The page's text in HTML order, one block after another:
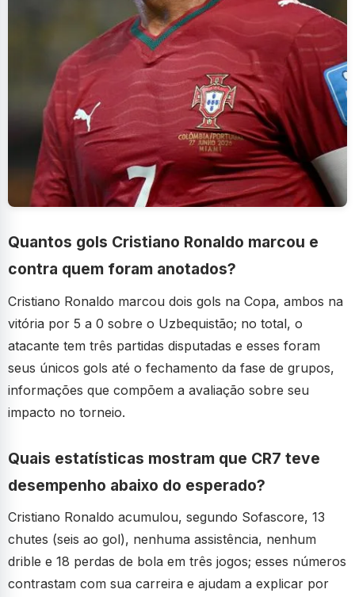
Quantos gols Cristiano Ronaldo marcou e
contra quem foram anotados?
Cristiano Ronaldo marcou dois gols na Copa, ambos na
vitória por 5 a 0 sobre o Uzbequistão; no total, o
atacante tem três partidas disputadas e esses foram
seus únicos gols até o fechamento da fase de grupos,
informações que compõem a avaliação sobre seu
impacto no torneio.
Quais estatísticas mostram que CR7 teve
desempenho abaixo do esperado?
Cristiano Ronaldo acumulou, segundo Sofascore, 13
chutes (seis ao gol), nenhuma assistência, nenhum
drible e 18 perdas de bola em três jogos; esses números
contrastam com sua carreira e ajudam a explicar por